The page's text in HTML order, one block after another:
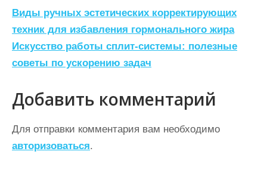
Н
а
в
и
г
а
ц
и
Виды ручных эстетических корректирующих
техник для избавления гормонального жира
Искусство работы сплит-системы: полезные
советы по ускорению задач
Добавить комментарий
Для отправки комментария вам необходимо
авторизоваться.